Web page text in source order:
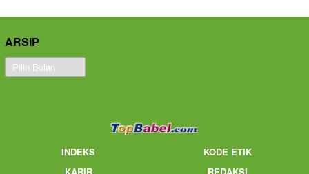
ARSIP
Arsip
INDEKS
KODE ETIK